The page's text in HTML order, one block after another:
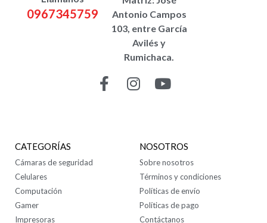
0967345759
Antonio Campos
103, entre García
Avilés y
Rumichaca.
CATEGORÍAS
Cámaras de seguridad
Celulares
Computación
Gamer
Impresoras
NOSOTROS
Sobre nosotros
Términos y condiciones
Políticas de envío
Políticas de pago
Contáctanos